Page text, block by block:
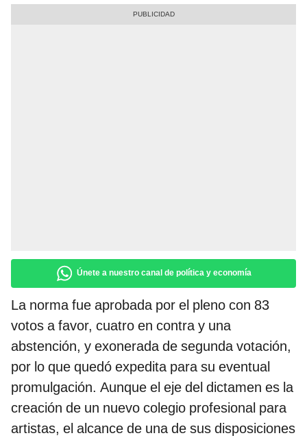
Únete a nuestro canal de política y economía
La norma fue aprobada por el pleno con 83
votos a favor, cuatro en contra y una
abstención, y exonerada de segunda votación,
por lo que quedó expedita para su eventual
promulgación. Aunque el eje del dictamen es la
creación de un nuevo colegio profesional para
artistas, el alcance de una de sus disposiciones